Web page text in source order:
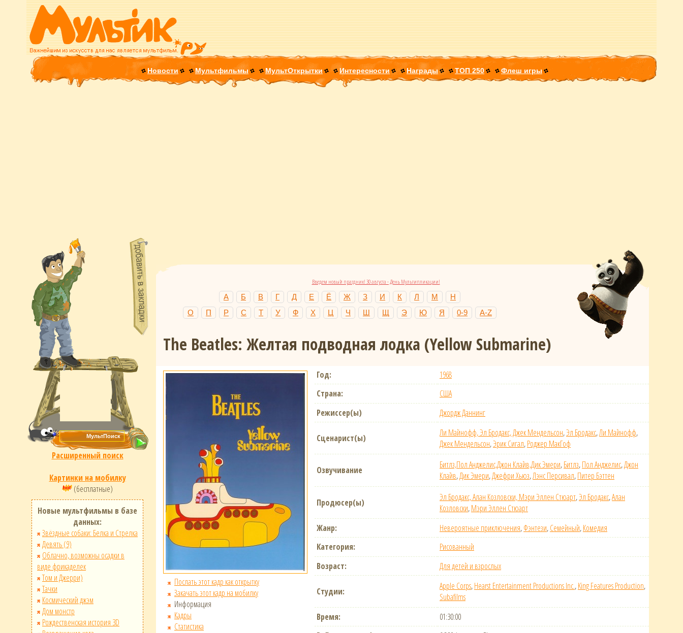
Новости Мультфильмы МультОткрытки Интересности Награды ТОП 250 Флеш игры
Расширенный поиск
Картинки на мобилку
(бесплатные)
Новые мультфильмы в базе
данных:
Звёздные собаки: Белка и Стрелка
Девять (9)
Облачно, возможны осадки в
виде фрикаделек
Том и Джерри)
Тачки
Космический джэм
Дом монстр
Рождественская история 3D
Введем новый праздник! 30 августа - День Мультипликации!
А Б В Г Д Е Ё Ж З И К Л М
Н
О
П Р С Т У Ф Х Ц Ч Ш Щ Э Ю Я 0-9 A-Z
The Beatles: Желтая подводная лодка (Yellow Submarine)
Послать этот кадр как открытку
Закачать этот кадр на мобилку
Информация
Кадры
Статистика
Год:
1968
Страна:
США
Режиссер(ы)
Джордж Даннинг
Сценарист(ы) Ли Майнофф, Эл Бродакс, Джек Мендельсон,Эл Бродакс,Ли Майнофф,
Джек Мендельсон,Эрик Сигал,Роджер МакГоф
Озвучивание Битлз,Пол Анджелис,Джон Клайв,Дик Эмери,Битлз,Пол Анджелис,Джон
Клайв,Дик Эмери,Джефри Хьюз,Лэнс Персивал,Питер Бэттен
Продюсер(ы) Эл Бродакс, Алан Козловски, Мэри Эллен Стюарт,Эл Бродакс,Алан
Козловски,Мэри Эллен Стюарт
Жанр:
Невероятные приключения,Фэнтези,Семейный,Комедия
Категория:
Рисованный
Возраст:
Для детей и взрослых
Студии: Apple Corps,Hearst Entertainment Productions Inc.,King Features Production,
Subafilms
Время:
01:30:00